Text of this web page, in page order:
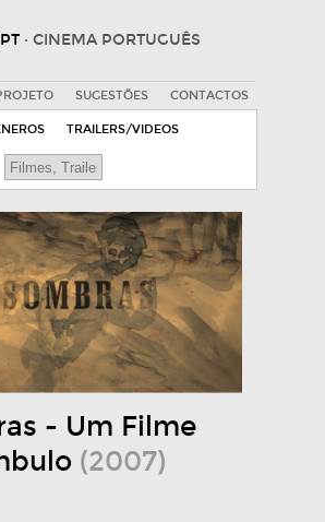
· CINEMA PORTUGUÊS
SUGESTÕES CONTACTOS
TRAILERS/VIDEOS
- Um Filme
(2007)